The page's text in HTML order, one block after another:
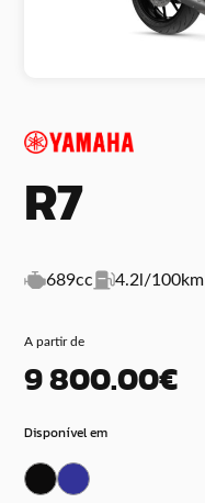
R7
689cc 4.2l/100km
A partir de
9 800.00€
Disponível em